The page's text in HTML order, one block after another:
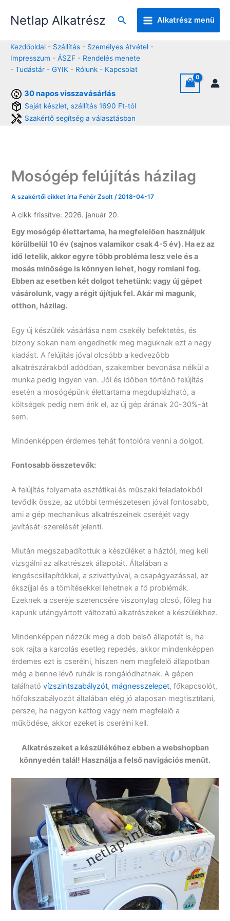
Netlap Alkatrész Keresés Alkatrész menü
Kezdőoldal - Szállítás - Személyes átvétel -
Impresszum - ÁSZF - Rendelés menete
- Tudástár - GYIK - Rólunk - Kapcsolat
30 napos visszavásárlás
Saját készlet, szállítás 1690 Ft-tól
Szakértő segítség a választásban
Mosógép felújítás házilag
A szakértői cikket írtaFehér Zsolt /2018-04-17
A cikk frissítve: 2026. január 20.
Egy mosógépélettartama, ha megfelelően használjuk
körülbelül 10év (sajnos valamikor csak 4-5 év). Ha ez az
idő letelik, akkor egyre több probléma lesz veleés a
mosás minősége is könnyen lehet, hogy romlani fog.
Ebben az esetben két dolgot tehetünk: vagy új gépet
vásárolunk, vagy a régit újítjuk fel. Akár mi magunk,
otthon, házilag.
Egy új készülék vásárlása nem csekély befektetés, és
bizony sokan nem engedhetik meg maguknak ezt a nagy
kiadást. A felújítás jóval olcsóbb a kedvezőbb
alkatrészárakból adódóan, szakember bevonása nélkül a
munka pedig ingyen van. Jól és időben történő felújítás
esetén a mosógépünk élettartama megduplázható, a
költségek pedig nem érik el, az új gép árának 20-30%-át
sem.
Mindenképpen érdemes tehát fontolóra venni a dolgot.
Fontosabbösszetevők:
A felújítás folyamata esztétikai és műszaki feladatokból
tevődik össze, az utóbbi természetesen jóval fontosabb,
ami a gép mechanikus alkatrészeinek cseréjét vagy
javítását-szerelését jelenti.
Miután megszabadítottuk a készüléket a háztól, meg kell
vizsgálni az alkatrészek állapotát. Általában a
lengéscsillapítókkal, a szivattyúval, a csapágyazással, az
ékszíjjal és a tömítésekkel lehetnek a fő problémák.
Ezeknek a cseréje szerencsére viszonylag olcsó, főleg ha
kapunk utángyártott változatú alkatrészeket a készülékhez.
Mindenképpen nézzük meg a dob belső állapotát is, ha
sok rajta a karcolás esetleg repedés, akkor mindenképpen
érdemes ezt is cserélni, hiszen nem megfelelő állapotban
még a benne lévő ruhák is rongálódhatnak. A gépen
találhatóvízszintszabályzót, mágnesszelepet, főkapcsolót,
hőfokszabályozót általában elég jó alaposan megtisztítani,
persze, ha nagyon kattog vagy nem megfelelő a
működése, akkor ezeket is cserélni kell.
Alkatrészeket a készülékéhez ebben a webshopban
könnyedén talál! Használja a felső navigációs menüt.